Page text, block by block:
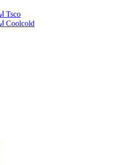
استند و پایه خنک کننده Tsco
استند و پایه خنک کننده Coolcold